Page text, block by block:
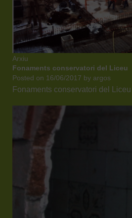
Arxiu
Fonaments conservatori del Liceu
Posted on 16/06/2017 by argos
Fonaments conservatori del Liceu